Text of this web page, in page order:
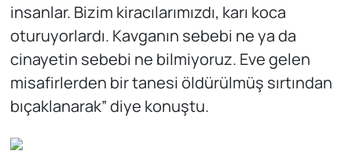
insanlar. Bizim kiracılarımızdı, karı koca
oturuyorlardı. Kavganın sebebi ne ya da
cinayetin sebebi ne bilmiyoruz. Eve gelen
misafirlerden bir tanesi öldürülmüş sırtından
bıçaklanarak” diye konuştu.